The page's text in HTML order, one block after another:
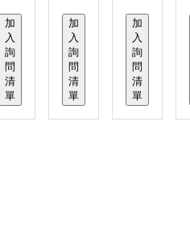
加
入
詢
問
清
單
加
入
詢
問
清
單
加
入
詢
問
清
單